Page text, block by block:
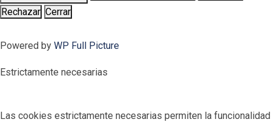
Rechazar Cerrar
Powered by WP Full Picture
Estrictamente necesarias
Las cookies estrictamente necesarias permiten la funcionalidad